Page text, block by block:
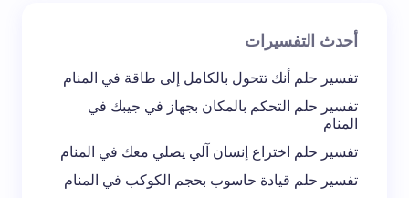
احفظ اسمي والبريد الإلكتروني في هذا المتصفح
أحدث التفسيرات
تفسير حلم أنك تتحول بالكامل إلى طاقة في المنام
تفسير حلم التحكم بالمكان بجهاز في جيبك في
المنام
تفسير حلم اختراع إنسان آلي يصلي معك في المنام
تفسير حلم قيادة حاسوب بحجم الكوكب في المنام